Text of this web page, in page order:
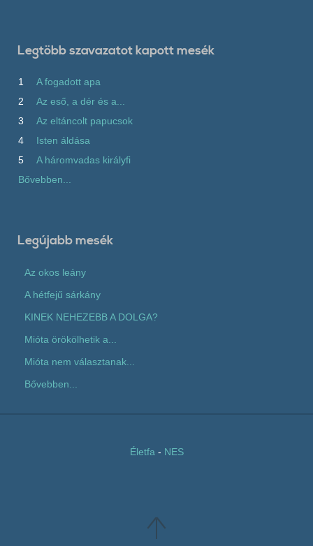
Legtöbb szavazatot kapott mesék
1
A fogadott apa
2
Az eső, a dér és a...
3
Az eltáncolt papucsok
4
Isten áldása
5
A háromvadas királyfi
Bővebben...
Legújabb mesék
Az okos leány
A hétfejű sárkány
KINEK NEHEZEBB A DOLGA?
Mióta örökölhetik a...
Mióta nem választanak...
Bővebben...
Életfa - NES